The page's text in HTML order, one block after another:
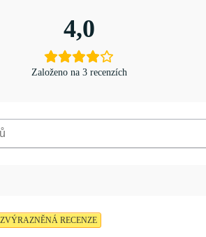
4,0
Založeno na 3 recenzích
ZVÝRAZNĚNÁ RECENZE